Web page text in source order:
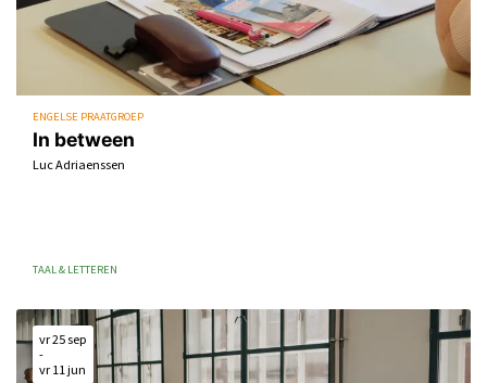
In between
Luc Adriaenssen
ENGELSE PRAATGROEP
TAAL & LETTEREN
vr 25 sep
-
vr 11 jun